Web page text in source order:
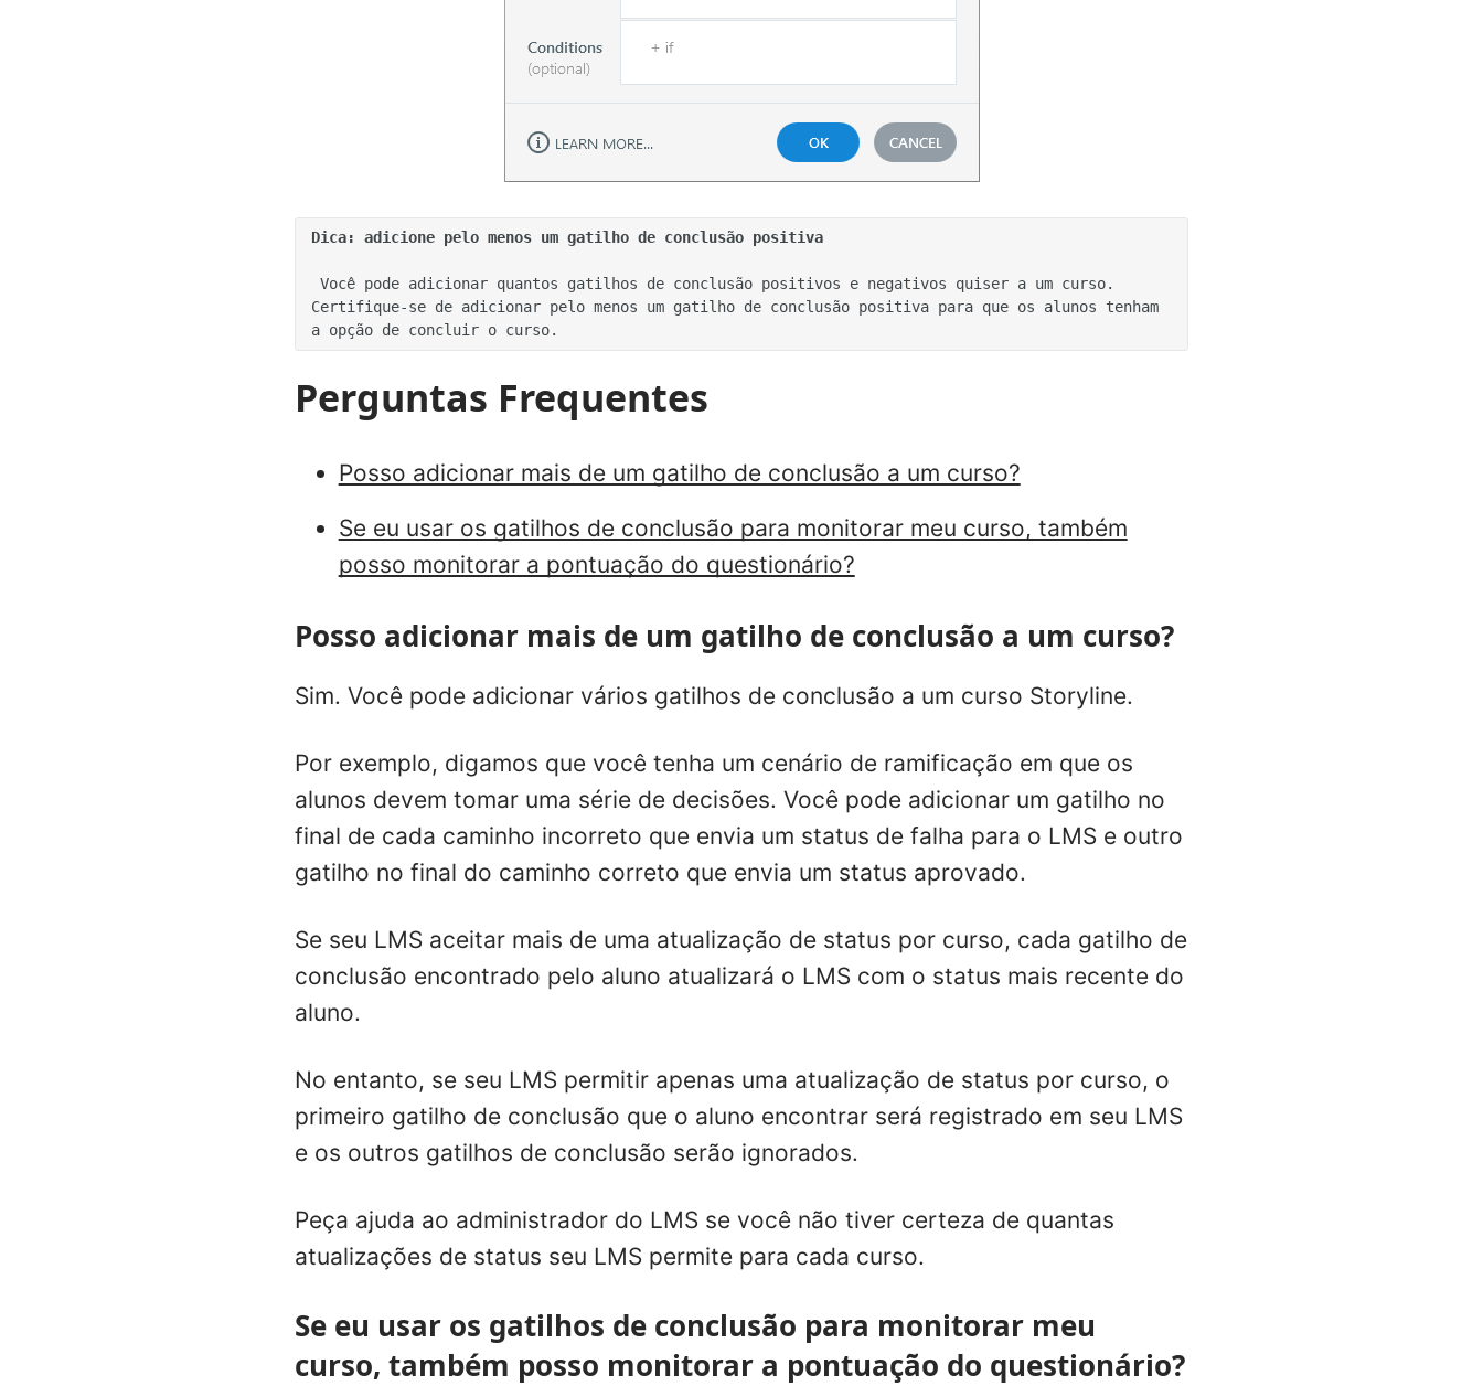
Dica: adicione pelo menos um gatilho de conclusão positiva
Certifique-se de adicionar pelo menos um gatilho de conclusão positiva para que os alunos tenham
Perguntas Frequentes
Posso adicionar mais de um gatilho de conclusão a um curso?
Se eu usar os gatilhos de conclusão para monitorar meu curso, também
posso monitorar a pontuação do questionário?
Posso adicionar mais de um gatilho de conclusão a um curso?
Sim. Você pode adicionar vários gatilhos de conclusão a um curso Storyline.
Por exemplo, digamos que você tenha um cenário de ramificação em que os
alunos devem tomar uma série de decisões. Você pode adicionar um gatilho no
final de cada caminho incorreto que envia um status de falha para o LMS e outro
gatilho no final do caminho correto que envia um status aprovado.
Se seu LMS aceitar mais de uma atualização de status por curso, cada gatilho de
conclusão encontrado pelo aluno atualizará o LMS com o status mais recente do
aluno.
No entanto, se seu LMS permitir apenas uma atualização de status por curso, o
primeiro gatilho de conclusão que o aluno encontrar será registrado em seu LMS
e os outros gatilhos de conclusão serão ignorados.
Peça ajuda ao administrador do LMS se você não tiver certeza de quantas
atualizações de status seu LMS permite para cada curso.
Se eu usar os gatilhos de conclusão para monitorar meu
curso, também posso monitorar a pontuação do questionário?